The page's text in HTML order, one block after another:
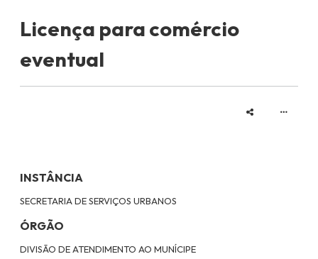
Licença para comércio
eventual
INSTÂNCIA
SECRETARIA DE SERVIÇOS URBANOS
ÓRGÃO
DIVISÃO DE ATENDIMENTO AO MUNÍCIPE